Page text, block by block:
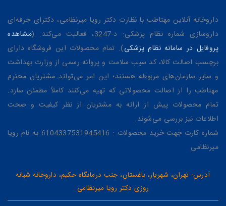
داروخانه آنلاین مهتاطب با نظارت دکتر رویا میرنظامی، دکترای حرفه‌ای
داروسازی شماره نظام پزشکی: د-3247، فعالیت می‌کند. (
مشاهده
پروفایل در سامانه نظام پزشکی). تمام محصولات این فروشگاه دارای
برچسب اصالت کالا، کد سیب سلامت و پروانه رسمی از وزارت بهداشت
و سایر سازمان‌های مربوطه هستند؛ این امر می‌تواند مشتریان محترم
مهتاطب را از اصالت محصولاتی که تهیه می‌کنند کاملاً مطمئن سازد.
تمام محصولات پیش از ارائه به مشتریان از نظر کیفیت و صحت
اطلاعات نیز بررسی می‌شوند.
شماره کارت جهت خرید محصولات : 6104337531945416 به نام رویا
میرنظامی
آدرس: تهران، شهریار، باغستان، جنب درمانگاه حکیم، داروخانه شبانه
روزی دکتر رویا میرنظامی